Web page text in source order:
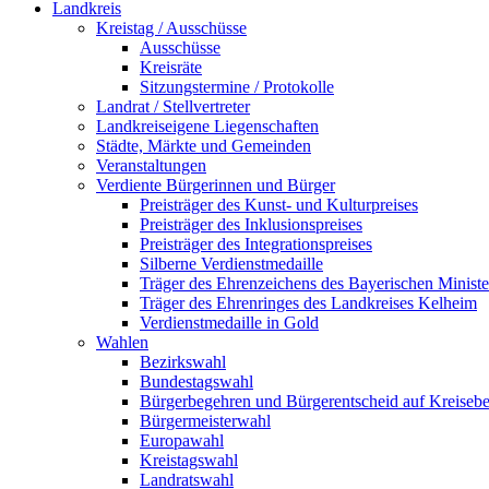
Landkreis
Kreistag / Ausschüsse
Ausschüsse
Kreisräte
Sitzungstermine / Protokolle
Landrat / Stellvertreter
Landkreiseigene Liegenschaften
Städte, Märkte und Gemeinden
Veranstaltungen
Verdiente Bürgerinnen und Bürger
Preisträger des Kunst- und Kulturpreises
Preisträger des Inklusionspreises
Preisträger des Integrationspreises
Silberne Verdienstmedaille
Träger des Ehrenzeichens des Bayerischen
Träger des Ehrenringes des Landkreises Kelheim
Verdienstmedaille in Gold
Wahlen
Bezirkswahl
Bundestagswahl
Bürgerbegehren und Bürgerentscheid auf
Bürgermeisterwahl
Europawahl
Kreistagswahl
Landratswahl